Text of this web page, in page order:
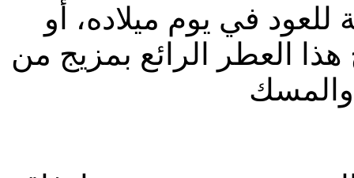
في يوم ميلاده، أو
العطر الرائع بمزيج من